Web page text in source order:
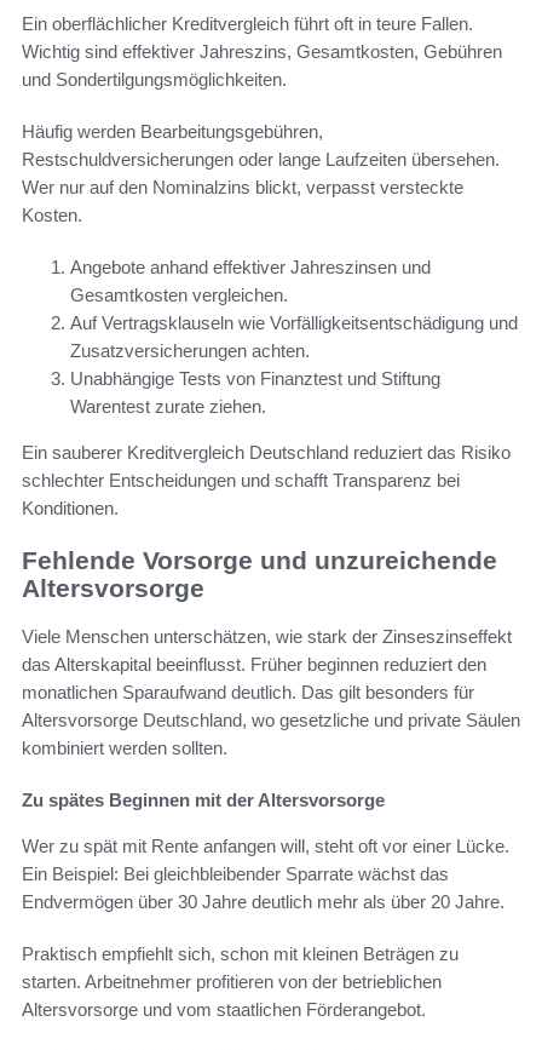
Ein oberflächlicher Kreditvergleich führt oft in teure Fallen.
Wichtig sind effektiver Jahreszins, Gesamtkosten, Gebühren
und Sondertilgungsmöglichkeiten.
Häufig werden Bearbeitungsgebühren,
Restschuldversicherungen oder lange Laufzeiten übersehen.
Wer nur auf den Nominalzins blickt, verpasst versteckte
Kosten.
Angebote anhand effektiver Jahreszinsen und
Gesamtkosten vergleichen.
Auf Vertragsklauseln wie Vorfälligkeitsentschädigung und
Zusatzversicherungen achten.
Unabhängige Tests von Finanztest und Stiftung
Warentest zurate ziehen.
Ein sauberer Kreditvergleich Deutschland reduziert das Risiko
schlechter Entscheidungen und schafft Transparenz bei
Konditionen.
Fehlende Vorsorge und unzureichende
Altersvorsorge
Viele Menschen unterschätzen, wie stark der Zinseszinseffekt
das Alterskapital beeinflusst. Früher beginnen reduziert den
monatlichen Sparaufwand deutlich. Das gilt besonders für
Altersvorsorge Deutschland, wo gesetzliche und private Säulen
kombiniert werden sollten.
Zu spätes Beginnen mit der Altersvorsorge
Wer zu spät mit Rente anfangen will, steht oft vor einer Lücke.
Ein Beispiel: Bei gleichbleibender Sparrate wächst das
Endvermögen über 30 Jahre deutlich mehr als über 20 Jahre.
Praktisch empfiehlt sich, schon mit kleinen Beträgen zu
starten. Arbeitnehmer profitieren von der betrieblichen
Altersvorsorge und vom staatlichen Förderangebot.